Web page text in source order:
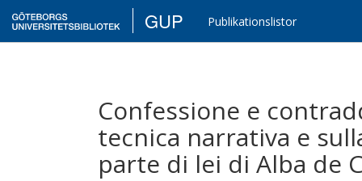
GUP Publikationslistor
Confessione e
tecnica narrativa e
parte di lei di Alba de